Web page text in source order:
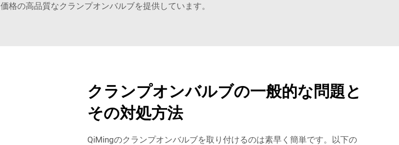
格の高品質なクランプオンバルブを提供しています。
クランプオンバルブの一般的な問題と
その対処方法
QiMingのクランプオンバルブを取り付けるのは素早く簡単です。以下の